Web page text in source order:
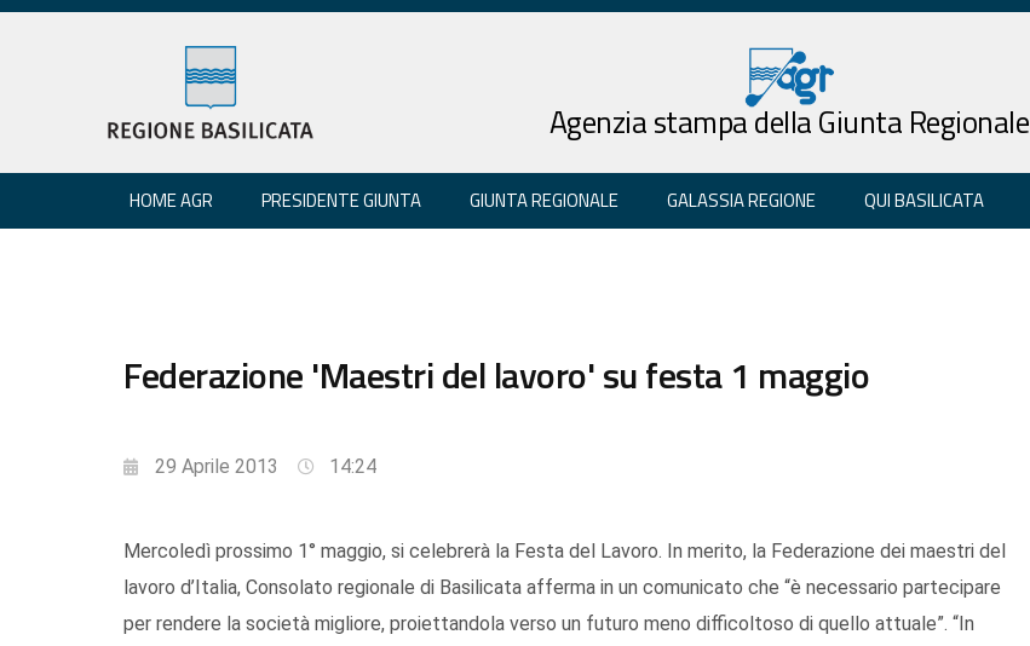
Agenzia stampa della Giunta Regionale
HOME AGR PRESIDENTE GIUNTA GIUNTA REGIONALE GALASSIA REGIONE QUI BASILICATA
Federazione 'Maestri del lavoro' su festa 1 maggio
29 Aprile 2013 14:24
Mercoledì prossimo 1° maggio, si celebrerà la Festa del Lavoro. In merito, la Federazione dei maestri del
lavoro d’Italia, Consolato regionale di Basilicata afferma in un comunicato che “è necessario partecipare
per rendere la società migliore, proiettandola verso un futuro meno difficoltoso di quello attuale”. “In